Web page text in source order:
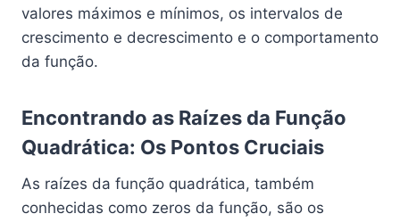
valores máximos e mínimos, os intervalos de
crescimento e decrescimento e o comportamento
da função.
Encontrando as Raízes da Função
Quadrática: Os Pontos Cruciais
As raízes da função quadrática, também
conhecidas como zeros da função, são os